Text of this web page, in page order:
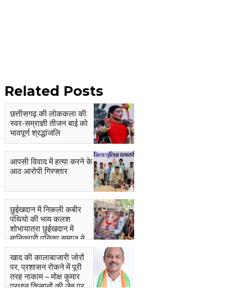
Related Posts
छत्तीसगढ़ की लोककला की
स्वर-सम्राज्ञी तीजन बाई को
भावपूर्ण श्रद्धांजलि
आपसी विवाद में हत्या करने के
आठ आरोपी गिरफ्तार
छुईखदान में निकली कबीर
पंथियो की भव्य कलश
शोभायात्रा छुईखदान में
मानिकपुरी पनिका समाज ने
कबीर साहेब प्राकट्य उत्सव
मनाया।
खाद की कालाबाजारी जोरों
पर, प्रशासन रोकने में पूरी
तरह नाकाम – मोक्ष कुमार
प्रधान किसानों की जेब पर